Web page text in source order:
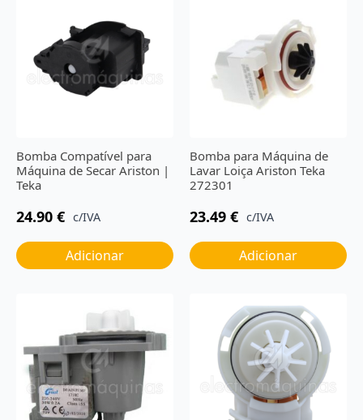
Bomba Compatível para
Máquina de Secar Ariston |
Teka
24.90 € c/IVA
Adicionar
Bomba para Máquina de
Lavar Loiça Ariston Teka
272301
23.49 € c/IVA
Adicionar